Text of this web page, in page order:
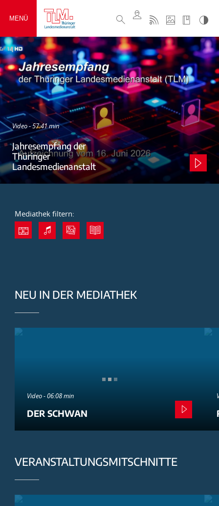
MENÜ
Video - 57:41 min
Jahresempfang der
Thüringer
Landesmedienanstalt
Mediathek filtern:
NEU IN DER MEDIATHEK
Video - 06:08 min
DER SCHWAN
VERANSTALTUNGSMITSCHNITTE